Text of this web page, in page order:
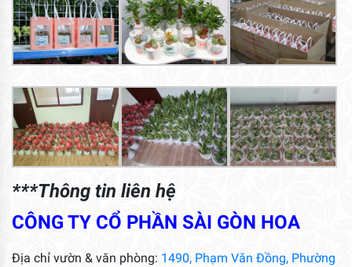
***Thông tin liên hệ
CÔNG TY CỔ PHẦN SÀI GÒN HOA
Địa chỉ vườn & văn phòng: 1490, Phạm Văn Đồng, Phường